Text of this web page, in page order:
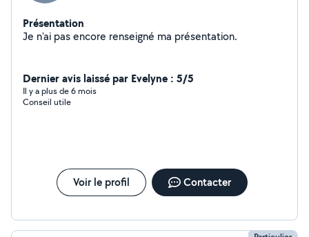
Présentation
Je n'ai pas encore renseigné ma présentation.
Dernier avis laissé par Evelyne : 5/5
Il y a plus de 6 mois
Conseil utile
Voir le profil Contacter